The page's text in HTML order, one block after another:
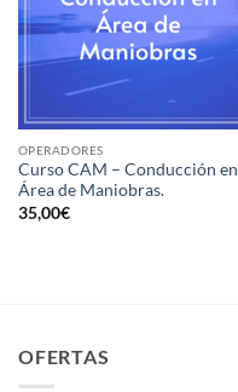
OPERADORES
Curso CAM – Conducción en
Área de Maniobras.
35,00€
OFERTAS